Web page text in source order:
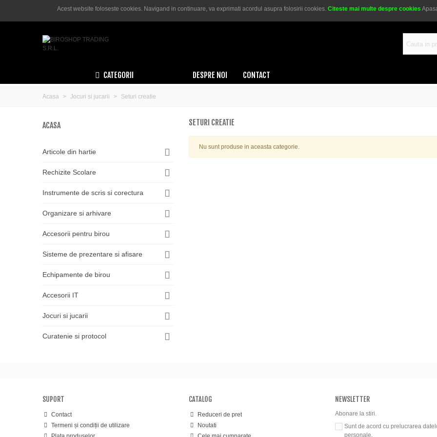
Română Lei RON Comanda telefonica:0755 050 600 sau 0721 269 648
CATEGORII DESPRE NOI CONTACT
Acasa > Jocuri si jucarii > Seturi creatie
ACASA
Articole din hartie
Rechizite Scolare
Instrumente de scris si corectura
Organizare si arhivare
Accesorii pentru birou
Sisteme de prezentare si afisare
Echipamente de birou
Accesorii IT
Jocuri si jucarii
Curatenie si protocol
SETURI CREATIE
Nu sunt produse in aceasta categorie.
SUPORT
Contact
Termeni și condiții de utilizare
CATALOG
Reduceri de pret
Noutati
NEWSLETTER
Abonare la stiri.
Sunt de acord cu prelucrarea
personale.
Acest website foloseste cookies. Navigand in continuare, va exprimati acordul asupra folosirii cookies. Citeste mai multe despre cookies